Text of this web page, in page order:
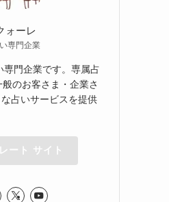
ォーレ
専門企業
専門企業です。専属占
のお客さま・企業さ
占いサービスを提供
ート サイト